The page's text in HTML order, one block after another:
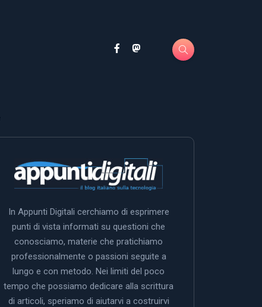
In Appunti Digitali cerchiamo di esprimere
punti di vista informati su questioni che
conosciamo, materie che pratichiamo
professionalmente o passioni seguite a
lungo e con metodo. Nei limiti del poco
tempo che possiamo dedicare alla scrittura
di articoli, speriamo di aiutarvi a costruirvi